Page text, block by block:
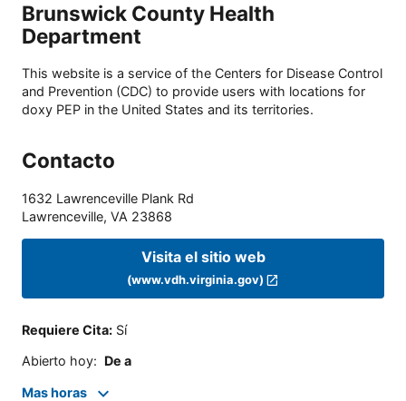
Brunswick County Health
Department
This website is a service of the Centers for Disease Control
and Prevention (CDC) to provide users with locations for
doxy PEP in the United States and its territories.
Contacto
1632 Lawrenceville Plank Rd
Lawrenceville, VA 23868
Visita el sitio web
(www.vdh.virginia.gov)
Requiere Cita: Sí
Abierto hoy: De a
Mas horas